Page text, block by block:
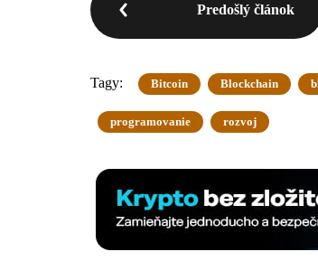
Predošlý článok
Tagy: Bitcoin Blockchain
programovanie rozvoj